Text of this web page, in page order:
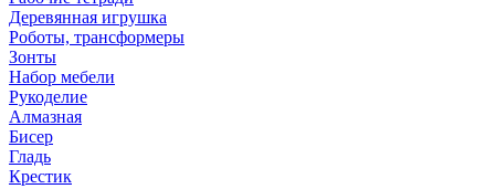
Деревянная игрушка
Роботы, трансформеры
Зонты
Набор мебели
Рукоделие
Алмазная
Бисер
Гладь
Крестик